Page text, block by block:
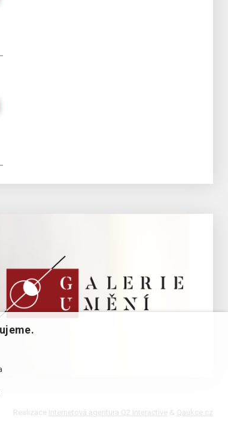
Realizace Internetová agentura Q2 Interactive & Qaukce.cz